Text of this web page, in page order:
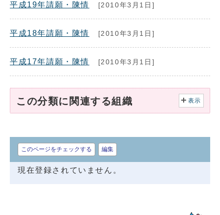
平成19年請願・陳情 [2010年3月1日]
平成18年請願・陳情 [2010年3月1日]
平成17年請願・陳情 [2010年3月1日]
この分類に関連する組織 表示
このページをチェックする 編集
現在登録されていません。